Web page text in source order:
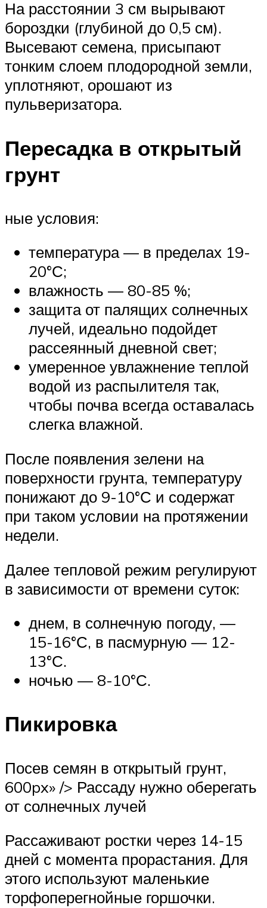
На расстоянии 3 см вырывают
бороздки (глубиной до 0,5 см).
Высевают семена, присыпают
тонким слоем плодородной земли,
уплотняют, орошают из
пульверизатора.
Пересадка в открытый
грунт
ные условия:
температура — в пределах 19-
20°С;
влажность — 80-85 %;
защита от палящих солнечных
лучей, идеально подойдет
рассеянный дневной свет;
умеренное увлажнение теплой
водой из распылителя так,
чтобы почва всегда оставалась
слегка влажной.
После появления зелени на
поверхности грунта, температуру
понижают до 9-10°С и содержат
при таком условии на протяжении
недели.
Далее тепловой режим регулируют
в зависимости от времени суток:
днем, в солнечную погоду, —
15-16°С, в пасмурную — 12-
13°С.
ночью — 8-10°С.
Пикировка
Посев семян в открытый грунт,
600px» /> Рассаду нужно оберегать
от солнечных лучей
Рассаживают ростки через 14-15
дней с момента прорастания. Для
этого используют маленькие
торфоперегнойные горшочки.